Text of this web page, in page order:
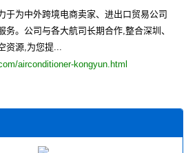
于为中外跨境电商卖家、进出口贸易公司
务。公司与各大航司长期合作,整合深圳、
资源,为您提...
airconditioner-kongyun.html